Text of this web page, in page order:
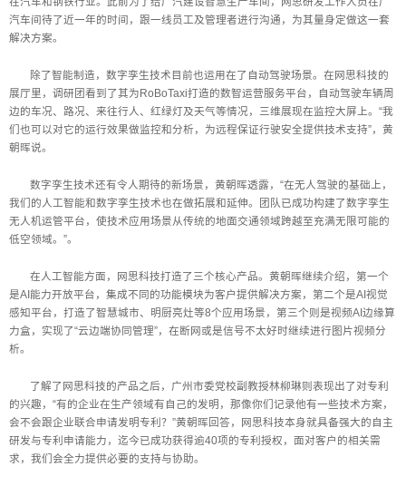
汽车间待了近一年的时间，跟一线员工及管理者进行沟通，为其量身定做这一套
解决方案。
除了智能制造，数字孪生技术目前也运用在了自动驾驶场景。在网思科技的
展厅里，调研团看到了其为RoBoTaxi打造的数智运营服务平台，自动驾驶车辆周
边的车况、路况、来往行人、红绿灯及天气等情况，三维展现在监控大屏上。“我
们也可以对它的运行效果做监控和分析，为远程保证行驶安全提供技术支持”，黄
朝晖说。
数字孪生技术还有令人期待的新场景，黄朝晖透露，“在无人驾驶的基础上，
我们的人工智能和数字孪生技术也在做拓展和延伸。团队已成功构建了数字孪生
无人机运管平台，使技术应用场景从传统的地面交通领域跨越至充满无限可能的
低空领域。”。
在人工智能方面，网思科技打造了三个核心产品。黄朝晖继续介绍，第一个
是AI能力开放平台，集成不同的功能模块为客户提供解决方案，第二个是AI视觉
感知平台，打造了智慧城市、明厨亮灶等8个应用场景，第三个则是视频AI边缘算
力盒，实现了“云边端协同管理”，在断网或是信号不太好时继续进行图片视频分
析。
了解了网思科技的产品之后，广州市委党校副教授林柳琳则表现出了对专利
的兴趣，“有的企业在生产领域有自己的发明，那像你们记录他有一些技术方案，
会不会跟企业联合申请发明专利？”黄朝晖回答，网思科技本身就具备强大的自主
研发与专利申请能力，迄今已成功获得逾40项的专利授权，面对客户的相关需
求，我们会全力提供必要的支持与协助。